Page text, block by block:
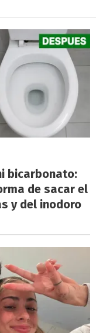
bicarbonato:
de sacar el
y del inodoro